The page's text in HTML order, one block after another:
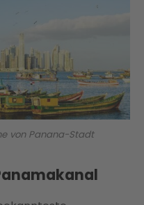
von Panana-Stadt